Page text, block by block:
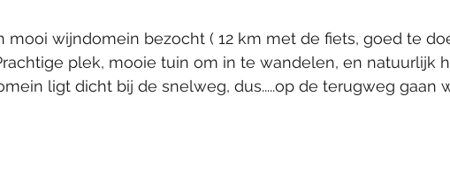
mooi wijndomein bezocht ( 12 km met de fiets, goed te
plek, mooie tuin om in te wandelen, en natuurlijk
ligt dicht bij de snelweg, dus.....op de terugweg gaan